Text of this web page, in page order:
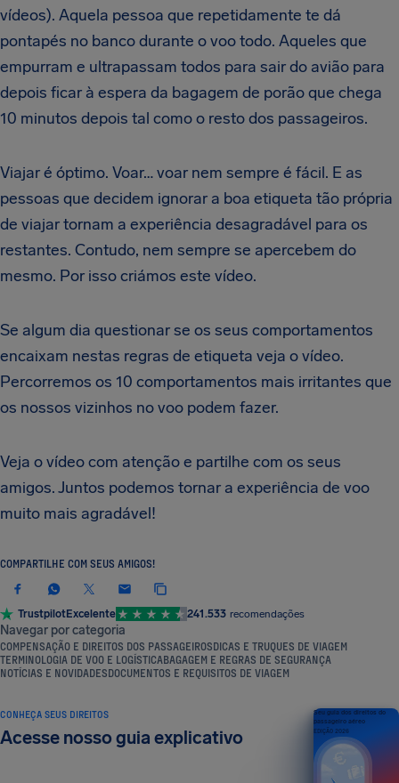
vídeos). Aquela pessoa que repetidamente te dá
pontapés no banco durante o voo todo. Aqueles que
empurram e ultrapassam todos para sair do avião para
depois ficar à espera da bagagem de porão que chega
10 minutos depois tal como o resto dos passageiros.
Viajar é óptimo. Voar… voar nem sempre é fácil. E as
pessoas que decidem ignorar a boa etiqueta tão própria
de viajar tornam a experiência desagradável para os
restantes. Contudo, nem sempre se apercebem do
mesmo. Por isso criámos este vídeo.
Se algum dia questionar se os seus comportamentos
encaixam nestas regras de etiqueta veja o vídeo.
Percorremos os 10 comportamentos mais irritantes que
os nossos vizinhos no voo podem fazer.
Veja o vídeo com atenção e partilhe com os seus
amigos. Juntos podemos tornar a experiência de voo
muito mais agradável!
COMPARTILHE COM SEUS AMIGOS!
TrustpilotExcelente 241.533 recomendações
Navegar por categoria
COMPENSAÇÃO E DIREITOS DOS PASSAGEIROSDICAS E TRUQUES DE VIAGEM
TERMINOLOGIA DE VOO E LOGÍSTICABAGAGEM E REGRAS DE SEGURANÇA
NOTÍCIAS E NOVIDADESDOCUMENTOS E REQUISITOS DE VIAGEM
CONHEÇA SEUS DIREITOS
Acesse nosso guia explicativo
Seu guia dos direitos do
passageiro aéreo
EDIÇÃO 2026